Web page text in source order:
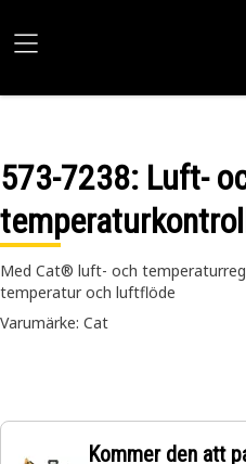
573-7238: Luft-
Med Cat® luft- och
temperatur och luftflöde
Varumärke: Cat
Kommer den att